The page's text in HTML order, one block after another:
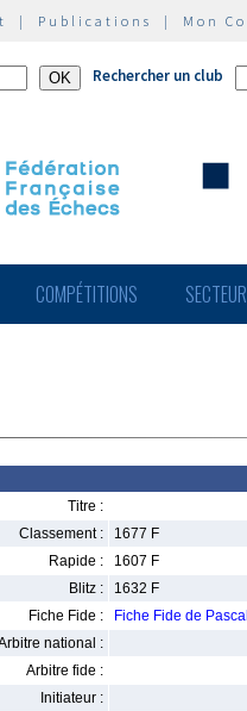
| Publications | Mon
Rechercher un club
COMPÉTITIONS
Titre :
Classement :
1677 F
Rapide :
1607 F
Blitz :
1632 F
Fiche Fide :
Fiche Fide de
national :
Arbitre fide :
Initiateur :